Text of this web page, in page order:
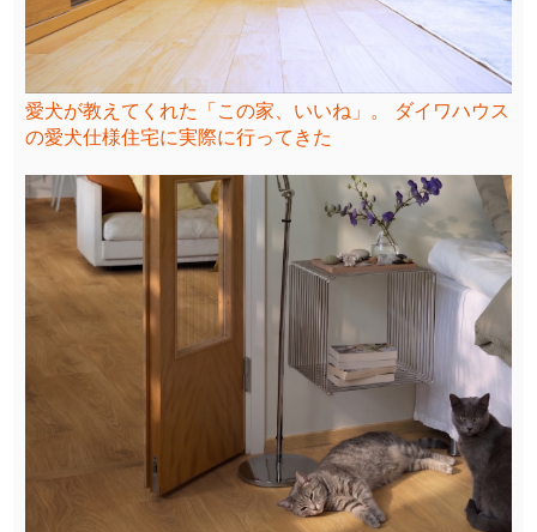
愛犬が教えてくれた「この家、いいね」。 ダイワハウス
の愛犬仕様住宅に実際に行ってきた